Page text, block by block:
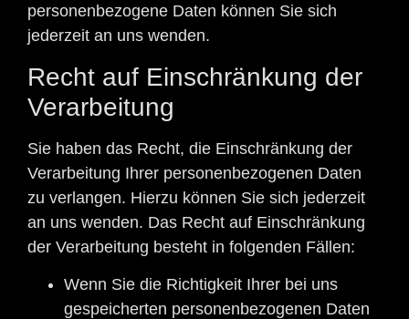
personenbezogene Daten können Sie sich
jederzeit an uns wenden.
Recht auf Einschränkung der
Verarbeitung
Sie haben das Recht, die Einschränkung der
Verarbeitung Ihrer personenbezogenen Daten
zu verlangen. Hierzu können Sie sich jederzeit
an uns wenden. Das Recht auf Einschränkung
der Verarbeitung besteht in folgenden Fällen:
Wenn Sie die Richtigkeit Ihrer bei uns
gespeicherten personenbezogenen Daten